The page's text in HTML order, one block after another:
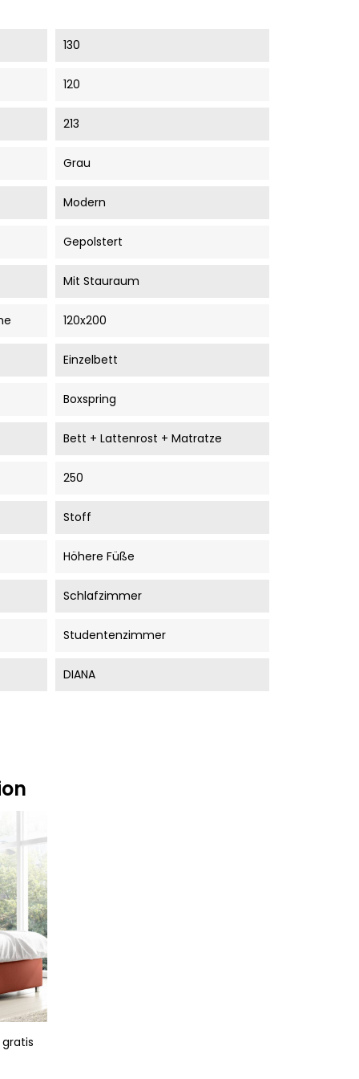
130
120
213
Grau
Modern
Gepolstert
Mit Stauraum
120x200
Einzelbett
Boxspring
Bett + Lattenrost + Matratze
250
Stoff
Höhere Füße
Schlafzimmer
Studentenzimmer
DIANA